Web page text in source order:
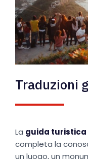
Traduzioni
La guida turistica
completa la
un luogo, un